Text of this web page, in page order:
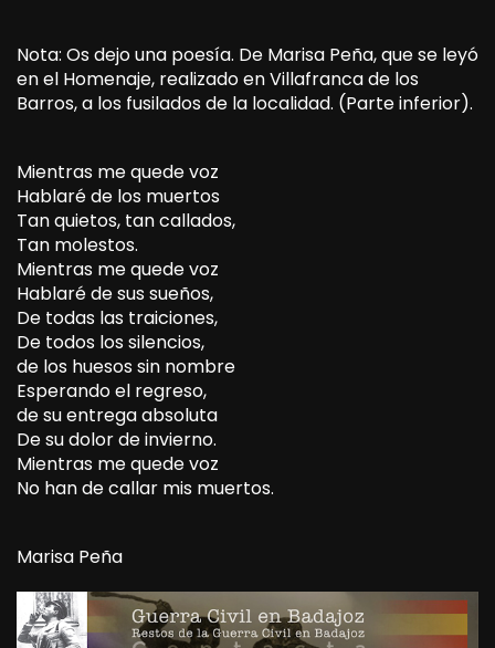
Nota: Os dejo una poesía. De Marisa Peña, que se leyó
en el Homenaje, realizado en Villafranca de los
Barros, a los fusilados de la localidad. (Parte inferior).
Mientras me quede voz
Hablaré de los muertos
Tan quietos, tan callados,
Tan molestos.
Mientras me quede voz
Hablaré de sus sueños,
De todas las traiciones,
De todos los silencios,
de los huesos sin nombre
Esperando el regreso,
de su entrega absoluta
De su dolor de invierno.
Mientras me quede voz
No han de callar mis muertos.
Marisa Peña